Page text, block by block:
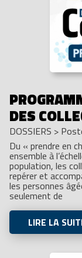
DES
DOSSIERS >
Du « prendre en
ensemble à
population, les
repérer et
les personnes
seulement de
LIRE LA